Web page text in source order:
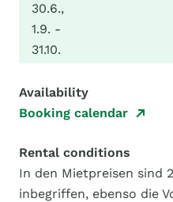
30.6.,
1.9. -
31.10.
Availability
Booking calendar
Rental conditions
In den Mietpreisen sind
inbegriffen, ebenso die